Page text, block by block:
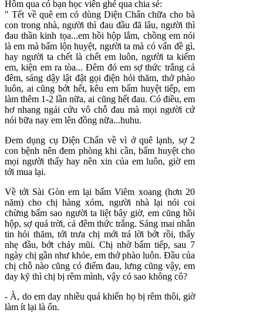
Hôm qua có bạn học viên ghé qua chia sẻ:
" Tết về quê em có dùng Diện Chẩn chữa cho bà
con trong nhà, người thì đau đầu đã lâu, người thì
đau thần kinh tọa...em hồi hộp lắm, chồng em nói
là em mà bấm lộn huyệt, người ta mà có vấn đề gì,
hay người ta chết là chết em luôn, người ta kiếm
em, kiện em ra tòa... Đêm đó em sợ thức trắng cả
đêm, sáng dậy lật đật gọi điện hỏi thăm, thở phào
luôn, ai cũng bớt hết, kêu em bấm huyệt tiếp, em
làm thêm 1-2 lần nữa, ai cũng hết đau. Có điều, em
hơ nhang ngải cứu vô chỗ đau mà mọi người cứ
nói bữa nay em lên đồng nữa...huhu.
Đem dụng cụ Diện Chẩn về vì ở quê lạnh, sợ 2
con bệnh nên đem phòng khi cần, bấm huyệt cho
mọi người thấy hay nên xin của em luôn, giờ em
tới mua lại.
Về tới Sài Gòn em lại bấm Viêm xoang (hơn 20
năm) cho chị hàng xóm, người nhà lại nói coi
chừng bấm sao người ta liệt bây giờ, em cũng hồi
hộp, sợ quá trời, cả đêm thức trắng. Sáng mai nhắn
tin hỏi thăm, tới trưa chị mới trả lời bớt rồi, thấy
nhẹ đầu, bớt chảy mũi. Chị nhờ bấm tiếp, sau 7
ngày chị gần như khỏe, em thở phào luôn. Đầu của
chị chỗ nào cũng có điểm đau, lưng cũng vậy, em
day kỹ thì chị bị rêm mình, vậy có sao không cô?
- À, do em day nhiều quá khiến họ bị rêm thôi, giờ
làm ít lại là ổn.